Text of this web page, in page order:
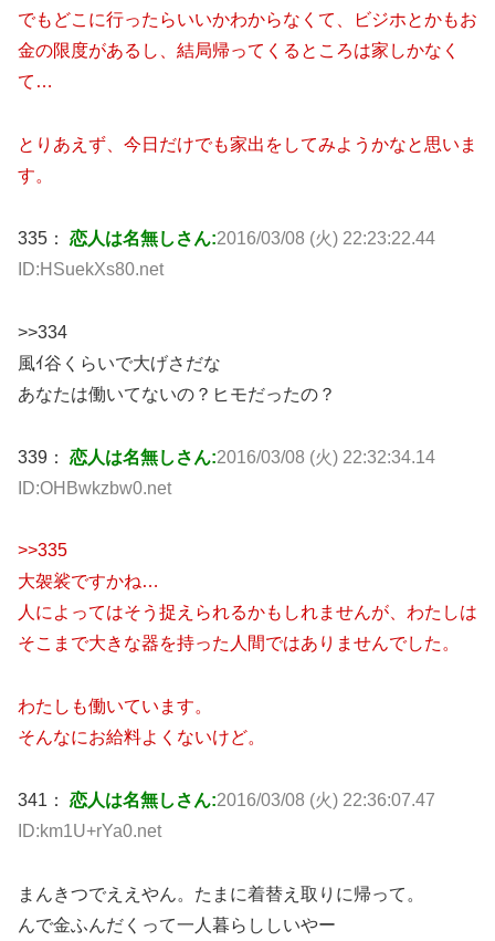
でもどこに行ったらいいかわからなくて、ビジホとかもお
金の限度があるし、結局帰ってくるところは家しかなく
て…
とりあえず、今日だけでも家出をしてみようかなと思いま
す。
335： 恋人は名無しさん:2016/03/08 (火) 22:23:22.44
ID:HSuekXs80.net
>>334
風ｲ谷くらいで大げさだな
あなたは働いてないの？ヒモだったの？
339： 恋人は名無しさん:2016/03/08 (火) 22:32:34.14
ID:OHBwkzbw0.net
>>335
大袈裟ですかね…
人によってはそう捉えられるかもしれませんが、わたしは
そこまで大きな器を持った人間ではありませんでした。
わたしも働いています。
そんなにお給料よくないけど。
341： 恋人は名無しさん:2016/03/08 (火) 22:36:07.47
ID:km1U+rYa0.net
まんきつでええやん。たまに着替え取りに帰って。
んで金ふんだくって一人暮らししいやー